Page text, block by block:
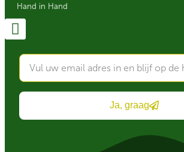
Hand in Hand
Ja, graag